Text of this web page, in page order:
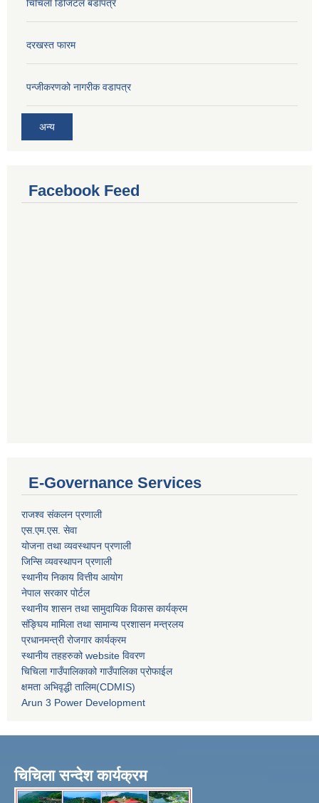
चिचिला डिजिटल बडापत्र
दरखस्त फारम
प‍न्जीकरणको नागरीक वडापत्र
अन्य
Facebook Feed
E-Governance Services
राजश्व संकलन प्रणाली
एस.एम.एस. सेवा
योजना तथा व्यवस्थापन प्रणाली
जिन्सि व्यवस्थापन प्रणाली
स्थानीय निकाय वित्तीय आयोग
नेपाल सरकार पोर्टल
स्थानीय शासन तथा सामुदायिक विकास कार्यक्रम
संङ्घिय मामिला तथा सामान्य प्रशासन मन्त्रलय
प्रधानमन्त्री रोजगार कार्यक्रम
स्थानीय तहहरुको website विवरण
चिचिला गाउँपालिकाको गाउँपालिका प्रोफाईल
क्षमता अभिवृद्धी तालिम(CDMIS)
Arun 3 Power Development
चिचिला सन्देश कार्यक्रम